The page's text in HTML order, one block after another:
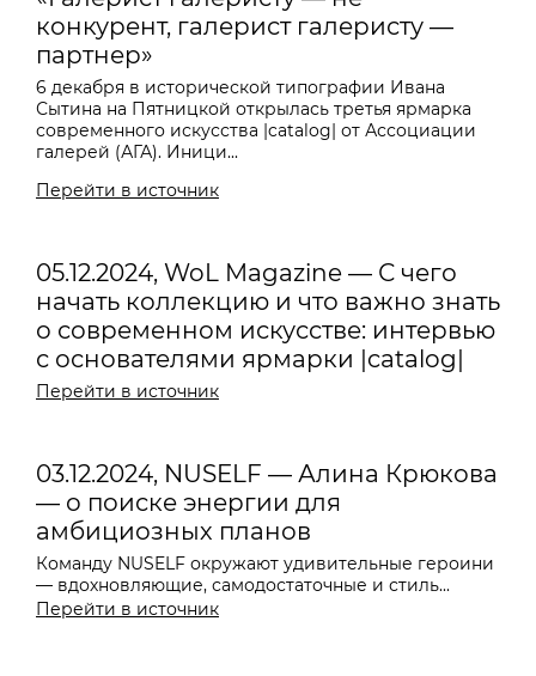
конкурент, галерист галеристу —
партнер»
6 декабря в исторической типографии Ивана
Сытина на Пятницкой открылась третья ярмарка
современного искусства |catalog| от Ассоциации
галерей (АГА). Иници...
Перейти в источник
05.12.2024, WoL Magazine — С чего
начать коллекцию и что важно знать
о современном искусстве: интервью
с основателями ярмарки |catalog|
Перейти в источник
03.12.2024, NUSELF — Алина Крюкова
— о поиске энергии для
амбициозных планов
Команду NUSELF окружают удивительные героини
— вдохновляющие, самодостаточные и стиль...
Перейти в источник